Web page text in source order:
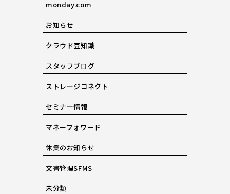
monday.com
お知らせ
クラウド豆知識
スタッフブログ
ストレージコネクト
セミナー情報
マネーフォワード
休業のお知らせ
文書管理SFMS
未分類